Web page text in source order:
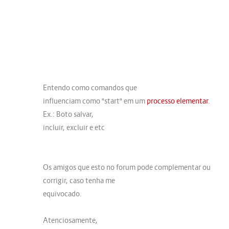
Entendo como comandos que
influenciam como "start" em um processo elementar.
Ex.: Boto salvar,
incluir, excluir e etc
Os amigos que esto no forum pode complementar ou
corrigir, caso tenha me
equivocado.
Atenciosamente,